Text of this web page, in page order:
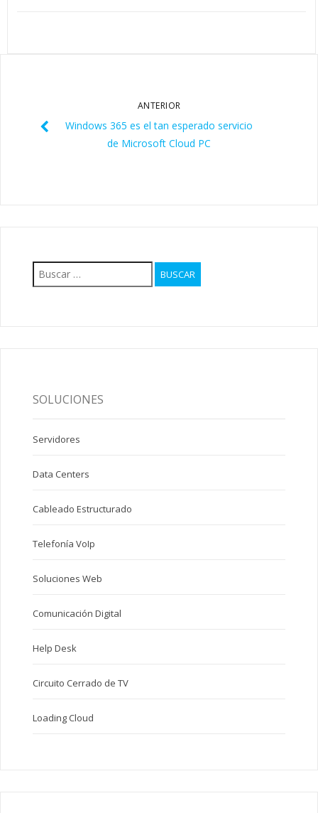
ANTERIOR
Windows 365 es el tan esperado servicio
de Microsoft Cloud PC
SOLUCIONES
Servidores
Data Centers
Cableado Estructurado
Telefonía VoIp
Soluciones Web
Comunicación Digital
Help Desk
Circuito Cerrado de TV
Loading Cloud